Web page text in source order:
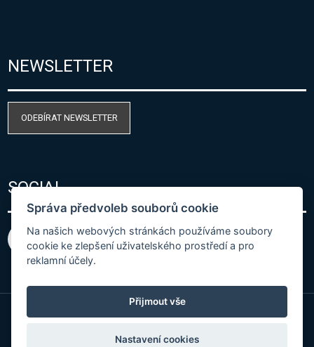
NEWSLETTER
ODEBÍRAT NEWSLETTER
SOCIAL
bySpaneco
Správa předvoleb souborů cookie
Na našich webových stránkách používáme soubory
cookie ke zlepšení uživatelského prostředí a pro
reklamní účely.
Přijmout vše
Nastavení cookies